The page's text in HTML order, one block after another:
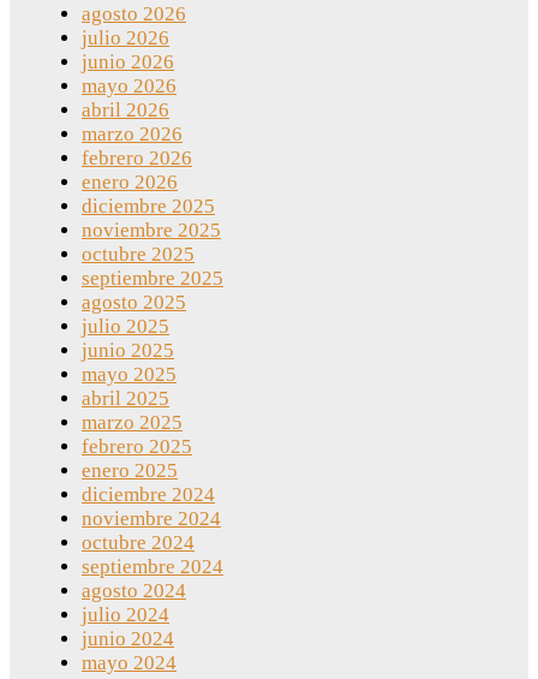
agosto 2026
julio 2026
junio 2026
mayo 2026
abril 2026
marzo 2026
febrero 2026
enero 2026
diciembre 2025
noviembre 2025
octubre 2025
septiembre 2025
agosto 2025
julio 2025
junio 2025
mayo 2025
abril 2025
marzo 2025
febrero 2025
enero 2025
diciembre 2024
noviembre 2024
octubre 2024
septiembre 2024
agosto 2024
julio 2024
junio 2024
mayo 2024